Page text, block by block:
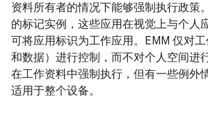
资料所有者的情况下能够强制执行政策
的标记实例，这些应用在视觉上与个人
可将应用标识为工作应用。EMM 仅对
和数据）进行控制，而不对个人空间进
在工作资料中强制执行，但有一些例外
适用于整个设备。